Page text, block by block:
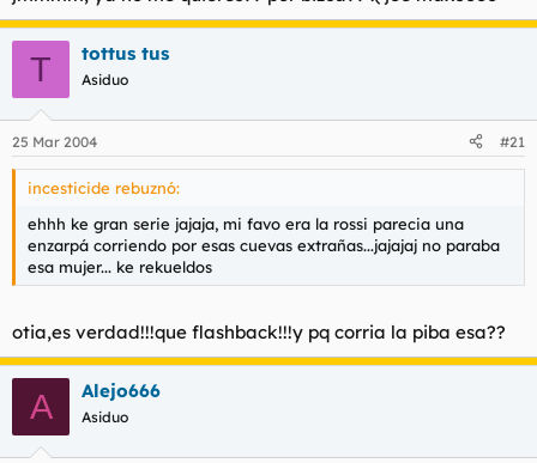
T tottus tus
Asiduo
25 Mar 2004 #21
incesticide rebuznó:
ehhh ke gran serie jajaja, mi favo era la rossi parecia una
enzarpá corriendo por esas cuevas extrañas...jajajaj no paraba
esa mujer... ke rekueldos
otia,es verdad!!!que flashback!!!y pq corria la piba esa??
A Alejo666
Asiduo